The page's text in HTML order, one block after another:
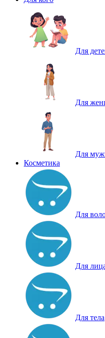
Для
Для
Для
Косметика
Для
Для
Для тела